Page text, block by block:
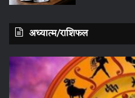
अध्यात्म/राशिफल